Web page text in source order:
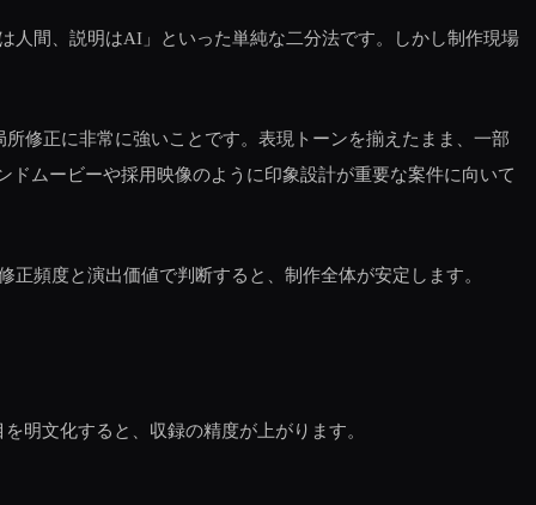
人間、説明はAI」といった単純な二分法です。しかし制作現場
修正に非常に強いことです。表現トーンを揃えたまま、一部
ムービーや採用映像のように印象設計が重要な案件に向いて
頻度と演出価値で判断すると、制作全体が安定します。
明文化すると、収録の精度が上がります。